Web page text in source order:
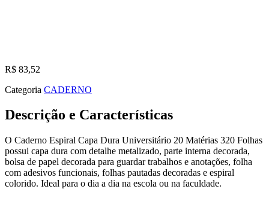
R$ 83,52
Categoria CADERNO
Descrição e Características
O Caderno Espiral Capa Dura Universitário 20 Matérias 320 Folhas
possui capa dura com detalhe metalizado, parte interna decorada,
bolsa de papel decorada para guardar trabalhos e anotações, folha
com adesivos funcionais, folhas pautadas decoradas e espiral
colorido. Ideal para o dia a dia na escola ou na faculdade.